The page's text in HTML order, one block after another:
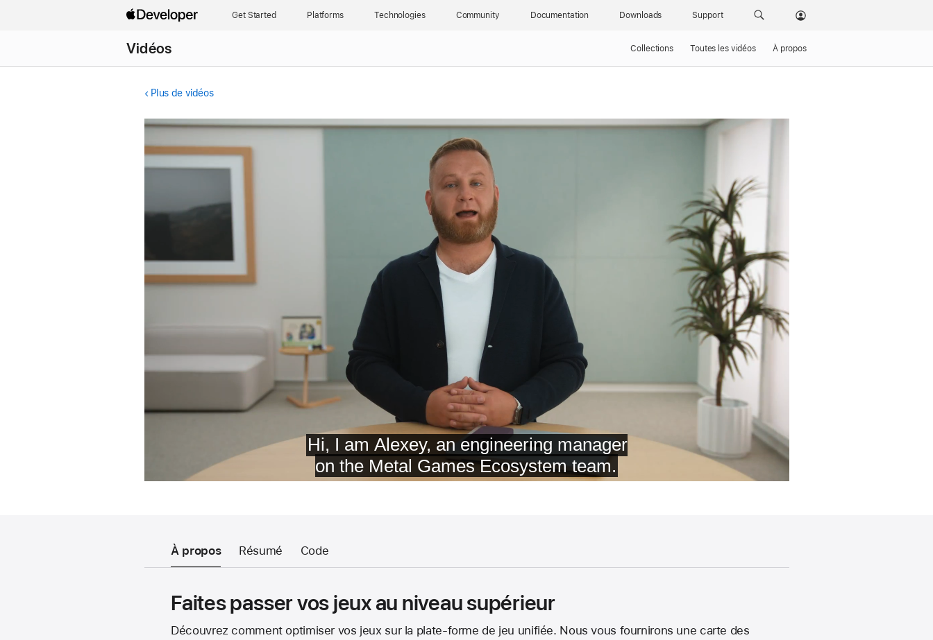
Get Started Platforms Technologies Community Documentation Downloads Support
Vidéos Collections Toutes les vidéos À propos
Plus de vidéos
À propos Résumé Code
Faites passer vos jeux au niveau supérieur
Découvrez comment optimiser vos jeux sur la plate-forme de jeu unifiée. Nous vous fournirons une carte des